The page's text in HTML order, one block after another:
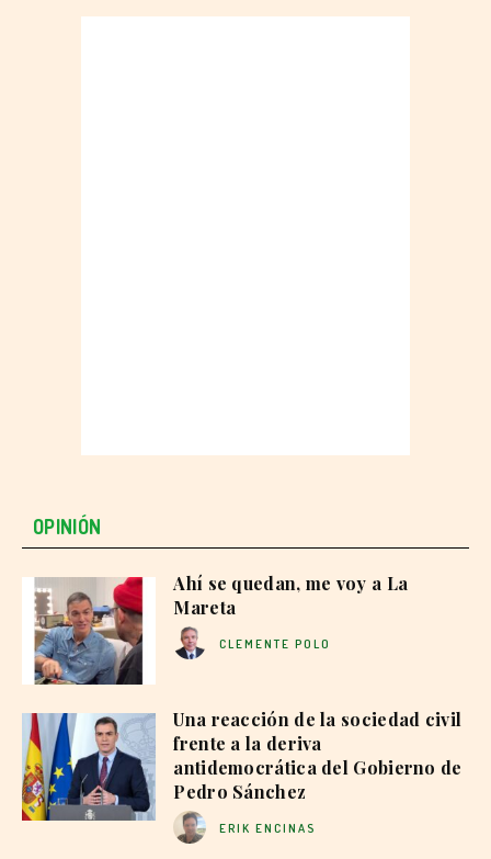
OPINIÓN
Ahí se quedan, me voy a La
Mareta
CLEMENTE POLO
Una reacción de la sociedad civil
frente a la deriva
antidemocrática del Gobierno de
Pedro Sánchez
ERIK ENCINAS